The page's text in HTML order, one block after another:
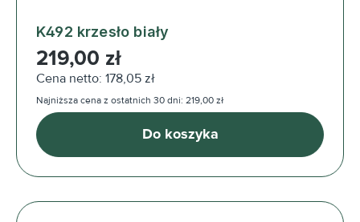
K492 krzesło biały
Cena regularna:
219,00 zł
Cena netto: 178,05 zł
Najniższa cena z ostatnich 30 dni: 219,00 zł
Do koszyka